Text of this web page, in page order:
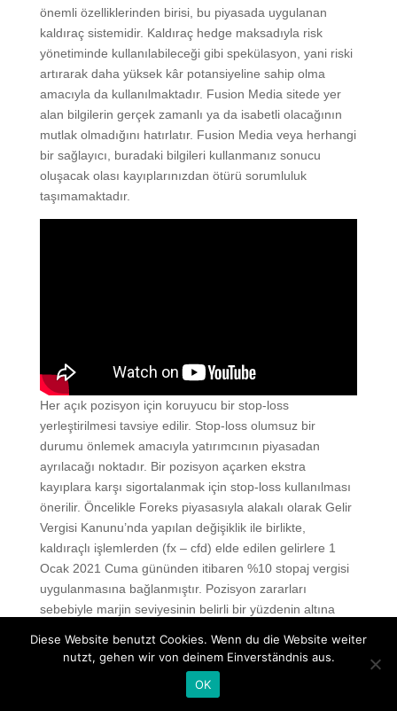
önemli özelliklerinden birisi, bu piyasada uygulanan
kaldıraç sistemidir. Kaldıraç hedge maksadıyla risk
yönetiminde kullanılabileceği gibi spekülasyon, yani riski
artırarak daha yüksek kâr potansiyeline sahip olma
amacıyla da kullanılmaktadır. Fusion Media sitede yer
alan bilgilerin gerçek zamanlı ya da isabetli olacağının
mutlak olmadığını hatırlatır. Fusion Media veya herhangi
bir sağlayıcı, buradaki bilgileri kullanmanız sonucu
oluşacak olası kayıplarınızdan ötürü sorumluluk
taşımamaktadır.
Her açık pozisyon için koruyucu bir stop-loss
yerleştirilmesi tavsiye edilir. Stop-loss olumsuz bir
durumu önlemek amacıyla yatırımcının piyasadan
ayrılacağı noktadır. Bir pozisyon açarken ekstra
kayıplara karşı sigortalanmak için stop-loss kullanılması
önerilir. Öncelikle Foreks piyasasıyla alakalı olarak Gelir
Vergisi Kanunu’nda yapılan değişiklik ile birlikte,
kaldıraçlı işlemlerden (fx – cfd) elde edilen gelirlere 1
Ocak 2021 Cuma gününden itibaren %10 stopaj vergisi
uygulanmasına bağlanmıştır. Pozisyon zararları
sebebiyle marjin seviyesinin belirli bir yüzdenin altına
Foreks
Bruce teknik analizin müthiş ve çok yararlı olduğunu
söylüyor ancak hiçbir şekilde temel analizi görmezden
Diese Website benutzt Cookies. Wenn du die Website weiter
nutzt, gehen wir von deinem Einverständnis aus.
OK